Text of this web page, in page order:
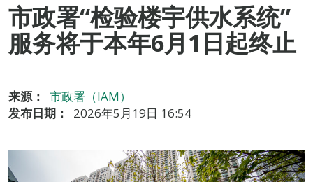
市政署“检验楼宇供水系统”
服务将于本年6月1日起终止
来源：
市政署（IAM）
发布日期：
2026年5月19日 16:54